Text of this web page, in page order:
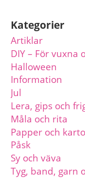
Kategorier
Artiklar
DIY – För vuxna
Halloween
Information
Jul
Lera, gips och
Måla och rita
Papper och
Påsk
Sy och väva
Tyg, band, garn